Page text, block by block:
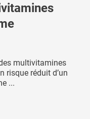
multivitamines
risque réduit d’un
...